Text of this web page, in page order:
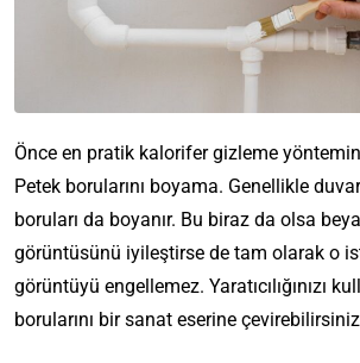
Önce en pratik kalorifer gizleme
Petek borularını boyama. Genellikle
boruları da boyanır. Bu biraz da olsa
görüntüsünü iyileştirse de tam olarak o
görüntüyü engellemez. Yaratıcılığınızı
borularını bir sanat eserine